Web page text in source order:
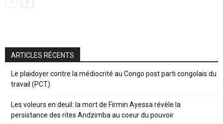
ARTICLES RÉCENTS
Le plaidoyer contre la médiocrité au Congo post parti congolais du
travail (PCT)
Les voleurs en deuil: la mort de Firmin Ayessa révèle la
persistance des rites Andzimba au coeur du pouvoir